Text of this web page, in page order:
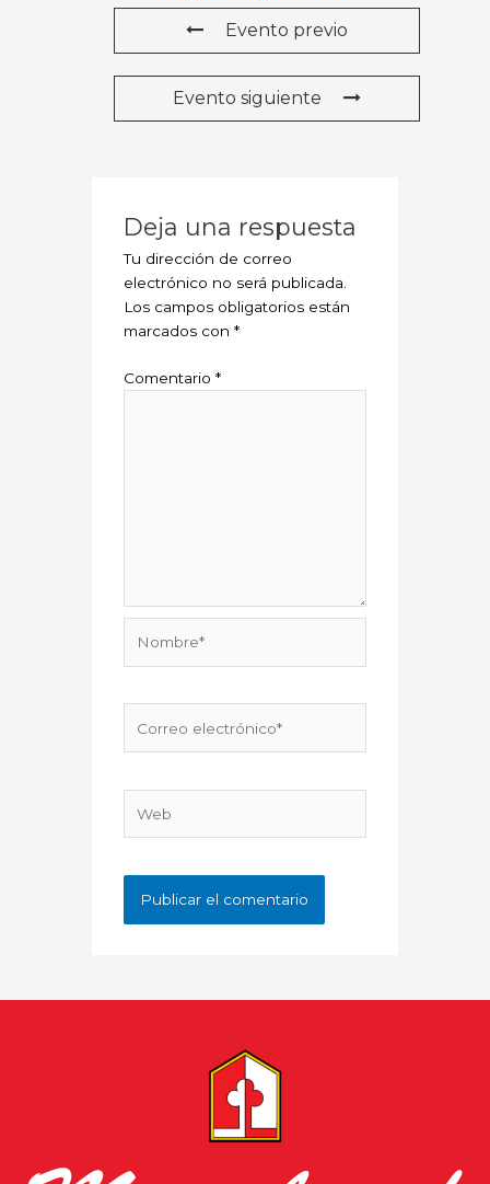
Evento previo
Evento siguiente
Deja una respuesta
Tu dirección de correo
electrónico no será publicada.
Los campos obligatorios están
marcados con*
Comentario*
electrónico*